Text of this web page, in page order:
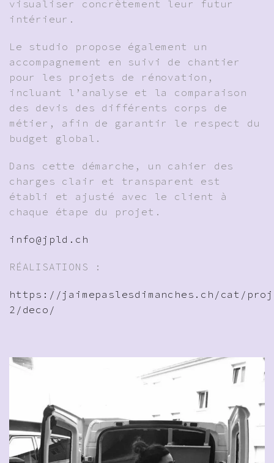
visualiser concrètement leur futur
intérieur.
Le studio propose également un
accompagnement en suivi de chantier
pour les projets de rénovation,
incluant l’analyse et la comparaison
des devis des différents corps de
métier, afin de garantir le respect du
budget global.
Dans cette démarche, un cahier des
charges clair et transparent est
établi et ajusté avec le client à
chaque étape du projet.
info@jpld.ch
RÉALISATIONS :
https://jaimepaslesdimanches.ch/cat/
2/deco/